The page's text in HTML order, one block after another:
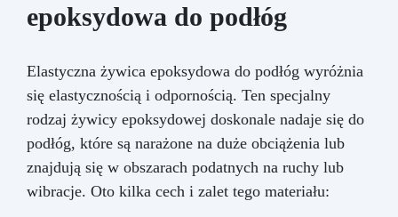
epoksydowa do podłóg
Elastyczna żywica epoksydowa do podłóg wyróżnia
się elastycznością i odpornością. Ten specjalny
rodzaj żywicy epoksydowej doskonale nadaje się do
podłóg, które są narażone na duże obciążenia lub
znajdują się w obszarach podatnych na ruchy lub
wibracje. Oto kilka cech i zalet tego materiału: